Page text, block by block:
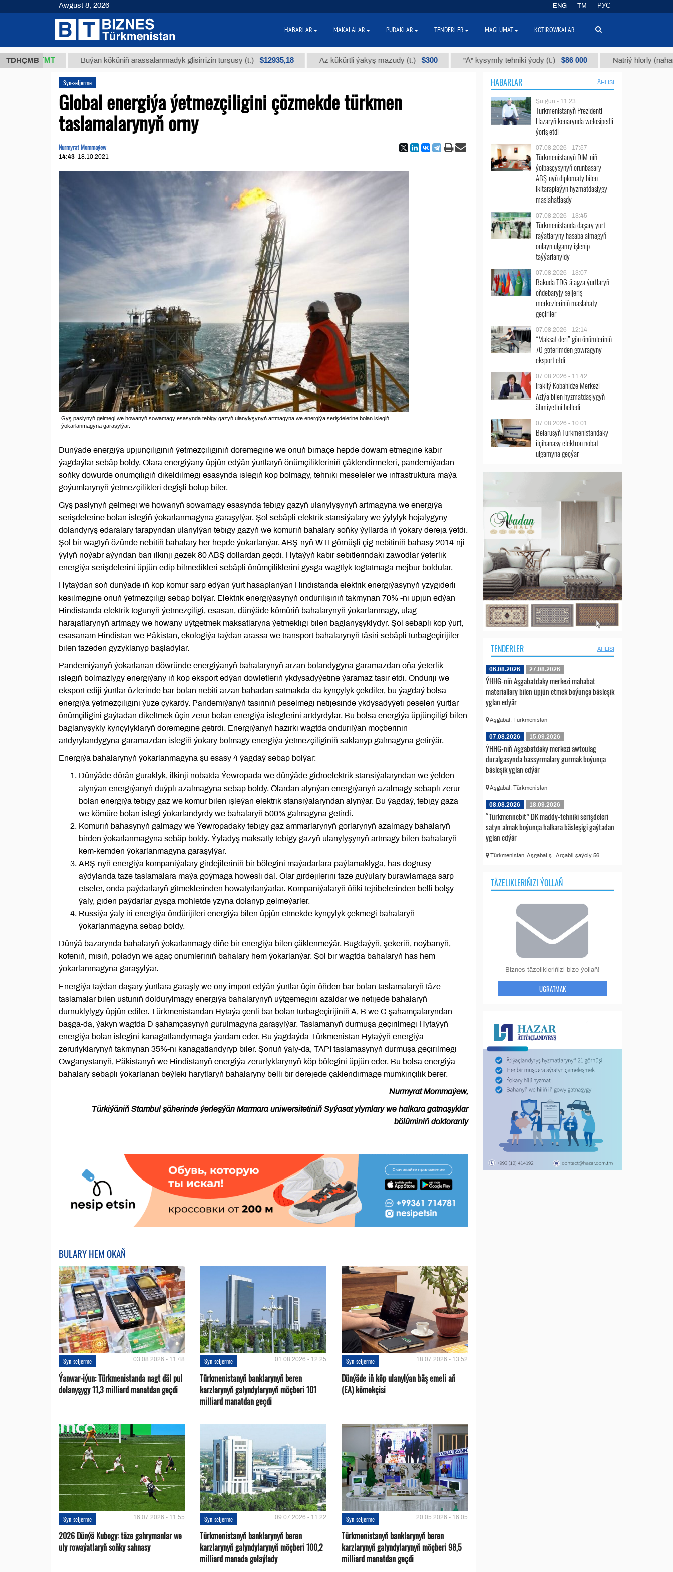
TDHÇMB
ТМТ Buýan köküniň arassalanmadyk glisirrizin turşusy (t.) $12935,18 Az kükürtli ýakyş mazudy (t.) $300 "А" kysymly tehniki ýody (t.) $86 000 Natriý hlorly (nahar duzy)
Syn-seljerme
Global energiýa ýetmezçiligini çözmekde türkmen
taslamalarynyň orny
Nurmyrat Mommaýew
14:43 18.10.2021
Gyş paslynyň gelmegi we howanyň sowamagy esasynda tebigy gazyň ulanylyşynyň artmagyna we energiýa serişdelerine bolan islegiň
ýokarlanmagyna garaşylýar.
Dünýäde energiýa üpjünçiliginiň ýetmezçiliginiň döremegine we onuň birnäçe hepde dowam etmegine käbir
ýagdaýlar sebäp boldy. Olara energiýany üpjün edýän ýurtlaryň önümçilikleriniň çäklendirmeleri, pandemiýadan
soňky döwürde önümçiligiň dikeldilmegi esasynda islegiň köp bolmagy, tehniki meseleler we infrastruktura maýa
goýumlarynyň ýetmezçilikleri degişli bolup biler.
Gyş paslynyň gelmegi we howanyň sowamagy esasynda tebigy gazyň ulanylyşynyň artmagyna we energiýa
serişdelerine bolan islegiň ýokarlanmagyna garaşylýar. Şol sebäpli elektrik stansiýalary we ýylylyk hojalygyny
dolandyryş edaralary tarapyndan ulanylýan tebigy gazyň we kömüriň bahalary soňky ýyllarda iň ýokary derejä ýetdi.
Şol bir wagtyň özünde nebitiň bahalary her hepde ýokarlanýar. ABŞ-nyň WTI görnüşli çig nebitiniň bahasy 2014-nji
ýylyň noýabr aýyndan bäri ilkinji gezek 80 ABŞ dollardan geçdi. Hytaýyň käbir sebitlerindäki zawodlar ýeterlik
energiýa serişdelerini üpjün edip bilmedikleri sebäpli önümçiliklerini gysga wagtlyk togtatmaga mejbur boldular.
Hytaýdan soň dünýäde iň köp kömür sarp edýän ýurt hasaplanýan Hindistanda elektrik energiýasynyň yzygiderli
kesilmegine onuň ýetmezçiligi sebäp bolýar. Elektrik energiýasynyň öndürilişiniň takmynan 70% -ni üpjün edýän
Hindistanda elektrik togunyň ýetmezçiligi, esasan, dünýäde kömüriň bahalarynyň ýokarlanmagy, ulag
harajatlarynyň artmagy we howany üýtgetmek maksatlaryna ýetmekligi bilen baglanyşyklydyr. Şol sebäpli köp ýurt,
esasanam Hindistan we Päkistan, ekologiýa taýdan arassa we transport bahalarynyň täsiri sebäpli turbageçirijiler
bilen täzeden gyzyklanyp başladylar.
Pandemiýanyň ýokarlanan döwründe energiýanyň bahalarynyň arzan bolandygyna garamazdan oňa ýeterlik
islegiň bolmazlygy energiýany iň köp eksport edýän döwletleriň ykdysadyýetine ýaramaz täsir etdi. Öndüriji we
eksport ediji ýurtlar özlerinde bar bolan nebiti arzan bahadan satmakda-da kynçylyk çekdiler, bu ýagdaý bolsa
energiýa ýetmezçiligini ýüze çykardy. Pandemiýanyň täsiriniň peselmegi netijesinde ykdysadyýeti peselen ýurtlar
önümçiligini gaýtadan dikeltmek üçin zerur bolan energiýa isleglerini artdyrdylar. Bu bolsa energiýa üpjünçiligi bilen
baglanyşykly kynçylyklaryň döremegine getirdi. Energiýanyň häzirki wagtda öndürilýän möçberinin
artdyrylandygyna garamazdan islegiň ýokary bolmagy energiýa ýetmezçiliginiň saklanyp galmagyna getirýär.
Energiýa bahalarynyň ýokarlanmagyna şu esasy 4 ýagdaý sebäp bolýar:
Dünýäde dörän guraklyk, ilkinji nobatda Ýewropada we dünýäde gidroelektrik stansiýalaryndan we ýelden
alynýan energiýanyň düýpli azalmagyna sebäp boldy. Olardan alynýan energiýanyň azalmagy sebäpli zerur
bolan energiýa tebigy gaz we kömür bilen işleýän elektrik stansiýalaryndan alynýar. Bu ýagdaý, tebigy gaza
we kömüre bolan islegi ýokarlandyrdy we bahalaryň 500% galmagyna getirdi.
Kömüriň bahasynyň galmagy we Ýewropadaky tebigy gaz ammarlarynyň gorlarynyň azalmagy bahalaryň
birden ýokarlanmagyna sebäp boldy. Ýyladyş maksatly tebigy gazyň ulanylyşynyň artmagy bilen bahalaryň
kem-kemden ýokarlanmagyna garaşylýar.
ABŞ-nyň energiýa kompaniýalary girdejileriniň bir bölegini maýadarlara paýlamaklyga, has dogrusy
aýdylanda täze taslamalara maýa goýmaga höwesli däl. Olar girdejilerini täze guýulary burawlamaga sarp
etseler, onda paýdarlaryň gitmeklerinden howatyrlanýarlar. Kompaniýalaryň öňki tejribelerinden belli bolşy
ýaly, giden paýdarlar gysga möhletde yzyna dolanyp gelmeýärler.
Russiýa ýaly iri energiýa öndürijileri energiýa bilen üpjün etmekde kynçylyk çekmegi bahalaryň
ýokarlanmagyna sebäp boldy.
Dünýä bazarynda bahalaryň ýokarlanmagy diňe bir energiýa bilen çäklenmeýär. Bugdaýyň, şekeriň, noýbanyň,
kofeniň, misiň, poladyn we agaç önümleriniň bahalary hem ýokarlanýar. Şol bir wagtda bahalaryň has hem
ýokarlanmagyna garaşylýar.
Energiýa taýdan daşary ýurtlara garaşly we ony import edýän ýurtlar üçin öňden bar bolan taslamalaryň täze
taslamalar bilen üstüniň doldurylmagy energiýa bahalarynyň üýtgemegini azaldar we netijede bahalaryň
durnuklylygy üpjün ediler. Türkmenistandan Hytaýa çenli bar bolan turbageçirijiniň A, B we C şahamçalaryndan
başga-da, ýakyn wagtda D şahamçasynyň gurulmagyna garaşylýar. Taslamanyň durmuşa geçirilmegi Hytaýyň
energiýa bolan islegini kanagatlandyrmaga ýardam eder. Bu ýagdaýda Türkmenistan Hytaýyň energiýa
zerurlyklarynyň takmynan 35%-ni kanagatlandyryp biler. Şonuň ýaly-da, TAPI taslamasynyň durmuşa geçirilmegi
Owganystanyň, Päkistanyň we Hindistanyň energiýa zerurlyklarynyň köp bölegini üpjün eder. Bu bolsa energiýa
bahalary sebäpli ýokarlanan beýleki harytlaryň bahalaryny belli bir derejede çäklendirmäge mümkinçilik berer.
Nurmyrat Mommaýew,
Türkiýäniň Stambul şäherinde ýerleşýän Marmara uniwersitetiniň Syýasat ylymlary we halkara gatnaşyklar
bölüminiň doktoranty
BULARY HEM OKAŇ
Syn-seljerme 03.08.2026 - 11:48
Ýanwar-iýun: Türkmenistanda nagt däl pul
dolanyşygy 11,3 milliard manatdan geçdi
Syn-seljerme 01.08.2026 - 12:25
Türkmenistanyň banklarynyň beren
karzlarynyň galyndylarynyň möçberi 101
milliard manatdan geçdi
Syn-seljerme 18.07.2026 - 13:52
Dünýäde iň köp ulanylýan bäş emeli aň
(EA) kömekçisi
Syn-seljerme 16.07.2026 - 11:55
2026 Dünýä Kubogy: täze gahrymanlar we
uly rowaýatlaryň soňky sahnasy
Syn-seljerme 09.07.2026 - 11:22
Türkmenistanyň banklarynyň beren
karzlarynyň galyndylarynyň möçberi 100,2
milliard manada golaýlady
Syn-seljerme 20.05.2026 - 16:05
Türkmenistanyň banklarynyň beren
karzlarynyň galyndylarynyň möçberi 98,5
milliard manatdan geçdi
HABARLAR ÄHLISI
Şu gün - 11:23
Türkmenistanyň Prezidenti
Hazaryň kenarynda welosipedli
ýöriş etdi
07.08.2026 - 17:57
Türkmenistanyň DIM-niň
ýolbaşçysynyň orunbasary
ABŞ-nyň diplomaty bilen
ikitaraplaýyn hyzmatdaşlygy
maslahatlaşdy
07.08.2026 - 13:45
Türkmenistanda daşary ýurt
raýatlaryny hasaba almagyň
onlaýn ulgamy işlenip
taýýarlanyldy
07.08.2026 - 13:07
Bakuda TDG-ä agza ýurtlaryň
öňdebaryjy seljeriş
merkezleriniň maslahaty
geçiriler
07.08.2026 - 12:14
“Maksat deri” gön önümleriniň
70 göterimden gowragyny
eksport etdi
07.08.2026 - 11:42
Irakliý Kobahidze Merkezi
Aziýa bilen hyzmatdaşlygyň
ähmiýetini belledi
07.08.2026 - 10:01
Belarusyň Türkmenistandaky
ilçihanasy elektron nobat
ulgamyna geçýär
TENDERLER ÄHLISI
06.08.2026 27.08.2026
ÝHHG-niň Aşgabatdaky merkezi mahabat
materiallary bilen üpjün etmek boýunça bäsleşik
yglan edýär
Aşgabat, Türkmenistan
07.08.2026 15.09.2026
ÝHHG-niň Aşgabatdaky merkezi awtoulag
duralgasynda bassyrmalary gurmak boýunça
bäsleşik yglan edýär
Aşgabat, Türkmenistan
08.08.2026 18.09.2026
“Türkmennebit” DK maddy-tehniki serişdeleri
satyn almak boýunça halkara bäsleşigi gaýtadan
yglan edýär
Türkmenistan, Aşgabat ş., Arçabil şaýoly 56
TÄZELIKLERIŇIZI ÝOLLAŇ
Biznes täzelikleriňizi bize ýollaň!
UGRATMAK
Awgust 8, 2026 ENG TM РУС
HABARLAR MAKALALAR PUDAKLAR TENDERLER MAGLUMAT KOTIROWKALAR